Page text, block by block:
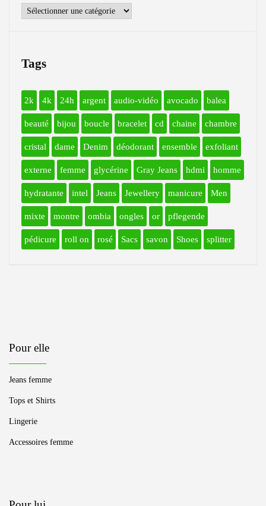
Tags
2k 4k 24h argent audio-vidéo avocado balea
beauté bijou boucle bracelet cd chaine chambre
cristal dame Denim déodorant ensemble exfoliant
externe femme glycérine Gray Jeans hdmi homme
hydratante intel Jeans Jewellery manicure Men
mixte montre ombia ongles or pflegende
pédicure roll on rosé Sacs savon Shoes splitter
Pour elle
Jeans femme
Tops et Shirts
Lingerie
Accessoires femme